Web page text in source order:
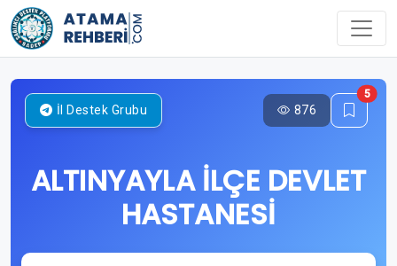
ALTINYAYLA İLÇE DEVLET
HASTANESİ
İl Destek Grubu 876
5